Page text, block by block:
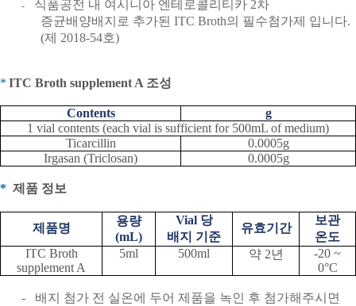
- 식품공전 내 여시니아 엔테로콜리티카 2차
증균배양배지로 추가된 ITC Broth의 필수첨가제 입니다.
(제 2018-54호)
* ITC Broth supplement A 조성
Contents
g
1 vial contents (each vial is sufficient for 500mL of medium)
Ticarcillin
0.0005g
Irgasan (Triclosan)
0.0005g
* 제품 정보
제품명
용량
(mL)
Vial 당
배지 기준
유효기간
보관
온도
ITC Broth
supplement A
5ml 500ml 약 2년
-20 ~
0°C
-
배지 첨가 전 실온에 두어 제품을 녹인 후 첨가해주시면